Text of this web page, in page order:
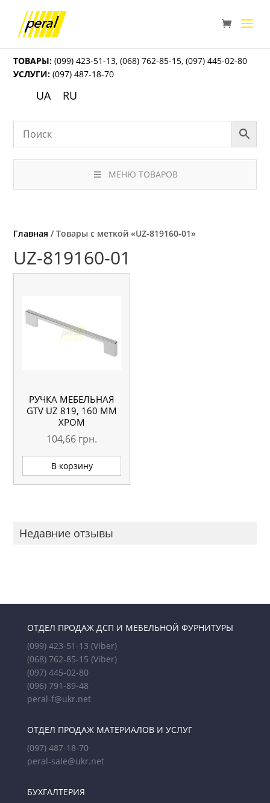
ТОВАРЫ: (099) 423-51-13,(068) 762-85-15,(097) 445-02-80
УСЛУГИ: (097) 487-18-70
UA RU
МЕНЮ ТОВАРОВ
Главная / Товары с меткой «UZ-819160-01»
UZ-819160-01
РУЧКА МЕБЕЛЬНАЯ
GTV UZ 819, 160 ММ
ХРОМ
104,66 грн.
В корзину
Недавние отзывы
ОТДЕЛ ПРОДАЖ ДСП И МЕБЕЛЬНОЙ ФУРНИТУРЫ
(099) 423-51-13 (Viber)
(068) 762-85-15 (Viber)
(097) 445-02-80
(096) 791-89-48
peral-f@ukr.net
ОТДЕЛ ПРОДАЖ МАТЕРИАЛОВ И УСЛУГ
(097) 487-18-70
peral-sale@ukr.net
БУХГАЛТЕРИЯ